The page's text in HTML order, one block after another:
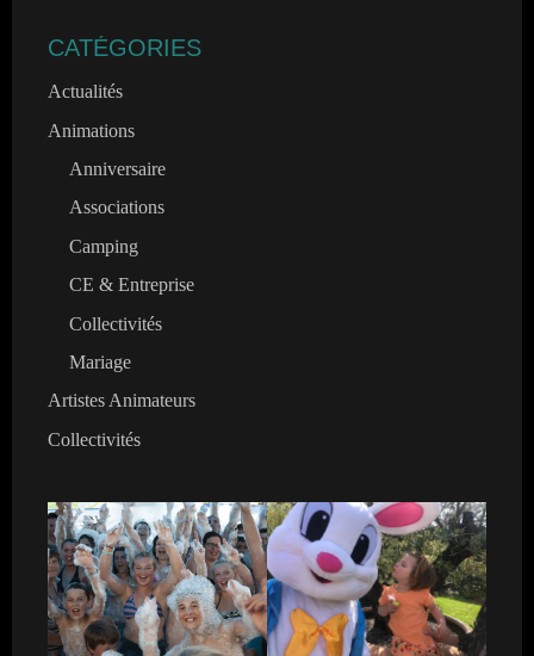
CATÉGORIES
Actualités
Animations
Anniversaire
Associations
Camping
CE & Entreprise
Collectivités
Mariage
Artistes Animateurs
Collectivités